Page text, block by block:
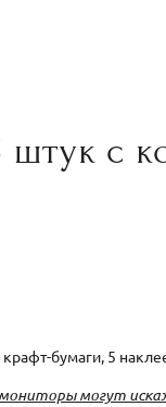
штук с
бумаги, 5
могут